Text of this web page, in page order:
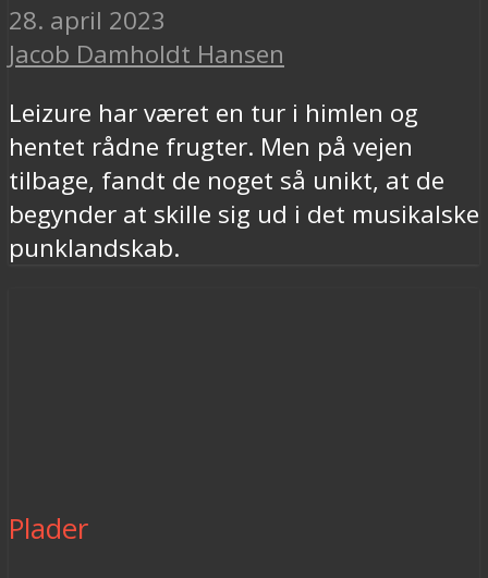
28. april 2023
Jacob Damholdt Hansen
Leizure har været en tur i himlen og
hentet rådne frugter. Men på vejen
tilbage, fandt de noget så unikt, at de
begynder at skille sig ud i det musikalske
punklandskab.
Plader